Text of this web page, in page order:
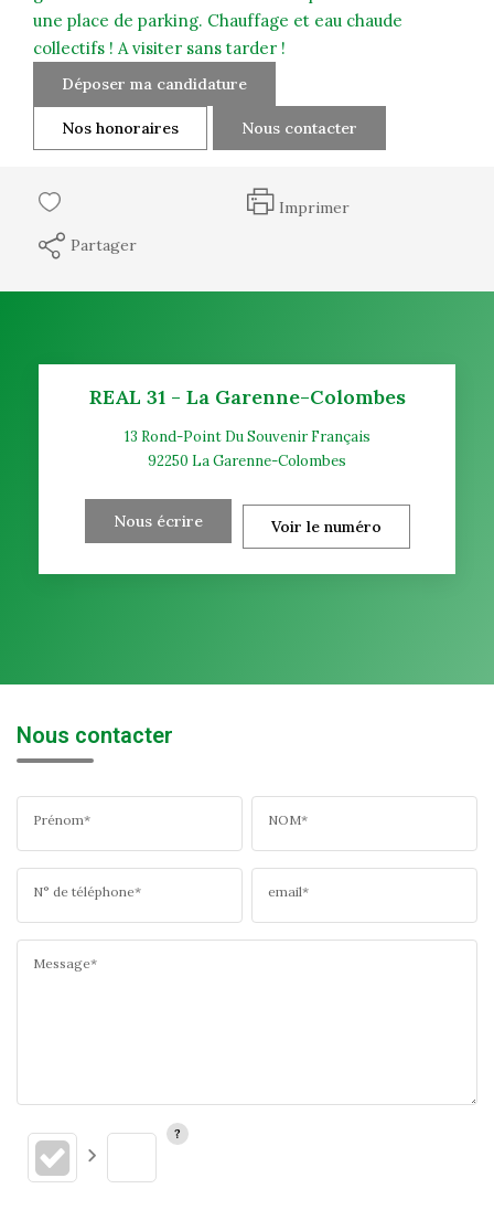
une place de parking. Chauffage et eau chaude
collectifs ! A visiter sans tarder !
Déposer ma candidature
Nos honoraires Nous contacter
Imprimer
Partager
REAL 31 - La Garenne-Colombes
13 Rond-Point Du Souvenir Français
92250 La Garenne-Colombes
Nous écrire Voir le numéro
Nous contacter
Prénom* NOM*
N° de téléphone* email*
Message*